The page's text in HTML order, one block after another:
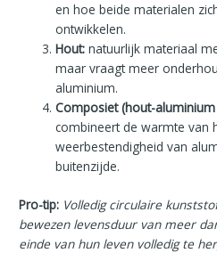
en hoe beide materialen
ontwikkelen.
Hout: natuurlijk materiaal
maar vraagt meer
aluminium.
Composiet (hout-
combineert de warmte van
weerbestendigheid van
buitenzijde.
Pro-tip: Volledig circulaire
bewezen levensduur van meer
einde van hun leven volledig te